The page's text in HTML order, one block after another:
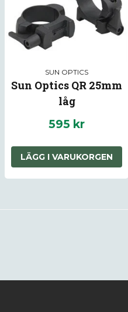
SUN OPTICS
Sun Optics QR 25mm
låg
595 kr
LÄGG I VARUKORGEN